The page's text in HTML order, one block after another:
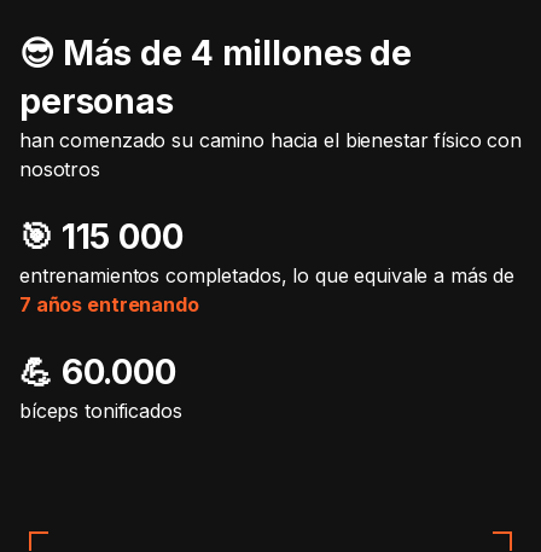
😎 Más de 4 millones de
personas
han comenzado su camino hacia el bienestar físico con
nosotros
🎯️ 115 000
entrenamientos completados, lo que equivale a más de
7 años entrenando
💪 60.000
bíceps tonificados